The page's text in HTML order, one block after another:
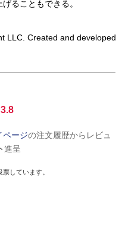
ることもできる。
LLC. Created and developed
3.8
ページの注文履歴からレビュ
進呈
しています。